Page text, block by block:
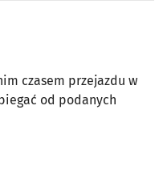
czasem przejazdu w
od podanych